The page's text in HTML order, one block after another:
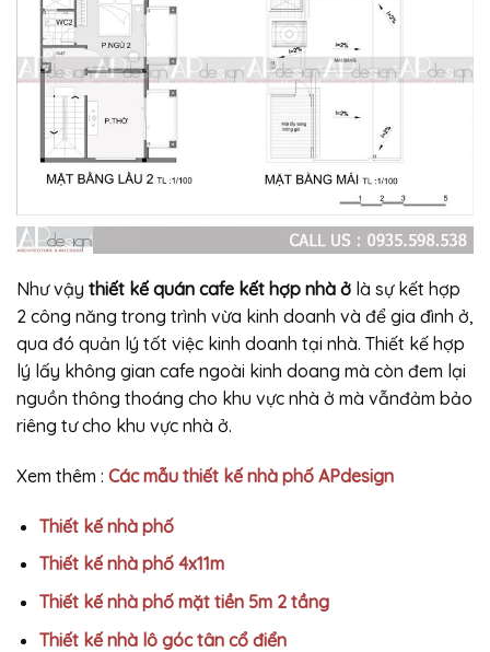
Như vậy thiết kế quán cafe kết hợp nhà ở là sự kết hợp
2 công năng trong trình vừa kinh doanh và để gia đình ở,
qua đó quản lý tốt việc kinh doanh tại nhà. Thiết kế hợp
lý lấy không gian cafe ngoài kinh doang mà còn đem lại
nguồn thông thoáng cho khu vực nhà ở mà vẫnđảm bảo
riêng tư cho khu vực nhà ở.
Xem thêm : Các mẫu thiết kế nhà phố APdesign
Thiết kế nhà phố
Thiết kế nhà phố 4x11m
Thiết kế nhà phố mặt tiền 5m 2 tầng
Thiết kế nhà lô góc tân cổ điển